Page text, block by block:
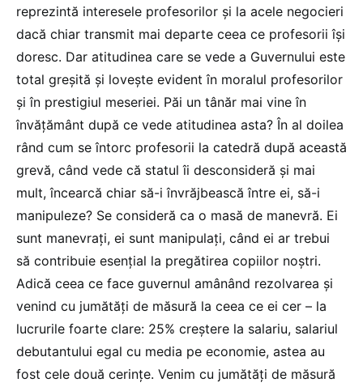
reprezintă interesele profesorilor și la acele negocieri
dacă chiar transmit mai departe ceea ce profesorii își
doresc. Dar atitudinea care se vede a Guvernului este
total greșită și lovește evident în moralul profesorilor
și în prestigiul meseriei. Păi un tânăr mai vine în
învățământ după ce vede atitudinea asta? În al doilea
rând cum se întorc profesorii la catedră după această
grevă, când vede că statul îi desconsideră și mai
mult, încearcă chiar să-i învrăjbească între ei, să-i
manipuleze? Se consideră ca o masă de manevră. Ei
sunt manevrați, ei sunt manipulați, când ei ar trebui
să contribuie esențial la pregătirea copiilor noștri.
Adică ceea ce face guvernul amânând rezolvarea și
venind cu jumătăți de măsură la ceea ce ei cer – la
lucrurile foarte clare: 25% creștere la salariu, salariul
debutantului egal cu media pe economie, astea au
fost cele două cerințe. Venim cu jumătăți de măsură